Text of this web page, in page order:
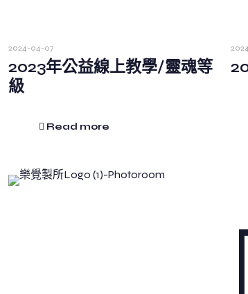
2024-04-07
2023年公益線上教學/靈魂等
級
Read more